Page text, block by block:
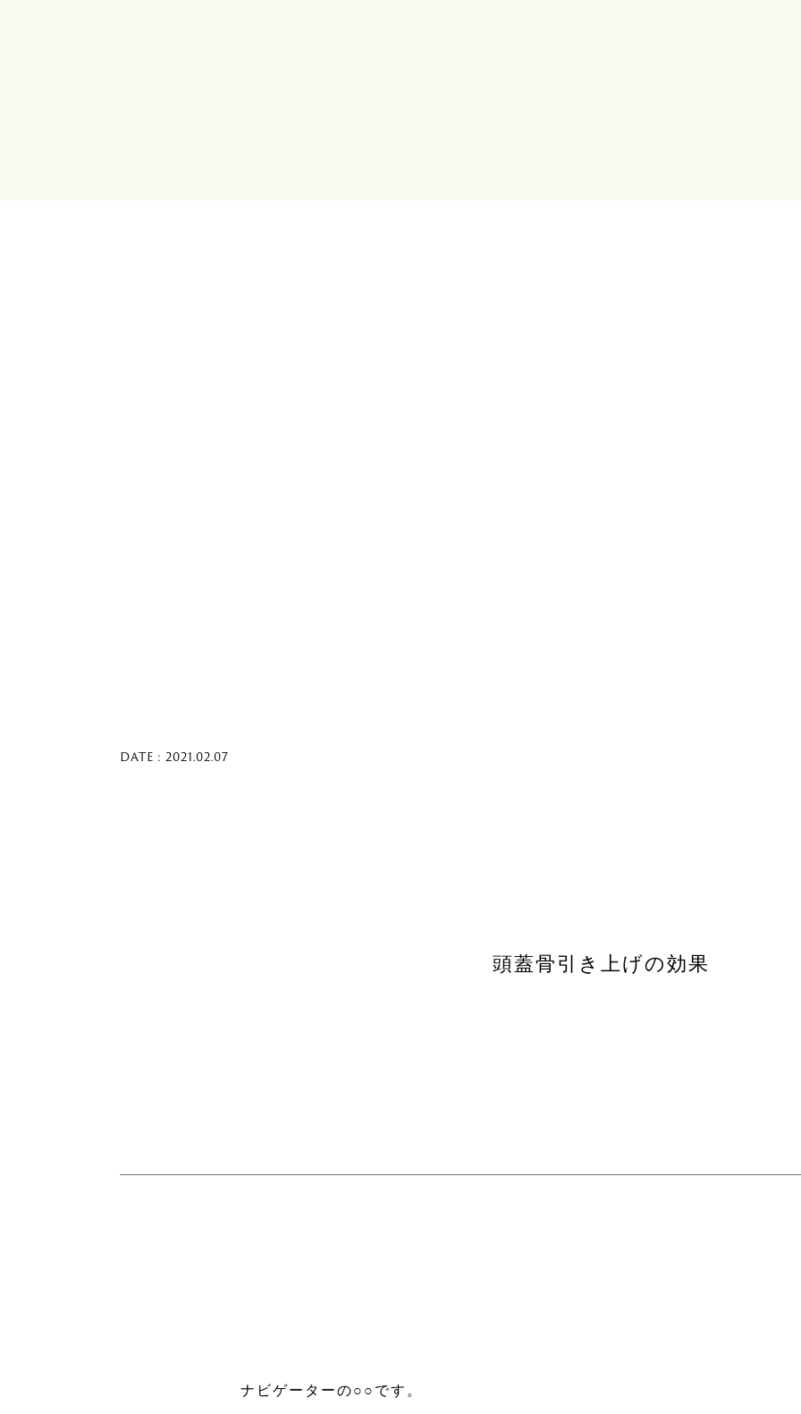
DATE : 2021.02.07
頭蓋骨引き上げの効果
ナビゲーターの○○です。